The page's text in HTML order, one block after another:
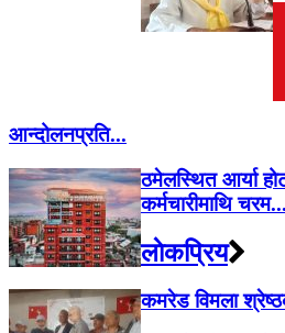
आन्दोलनप्रति...
ठमेलस्थित आर्या
कर्मचारीमाथि चरम...
लाेकप्रिय
कमरेड विमला